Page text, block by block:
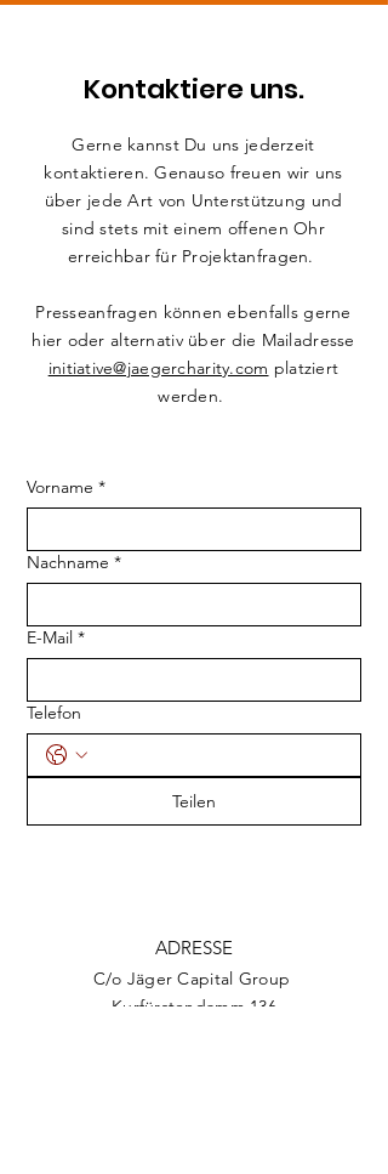
Kontaktiere uns.
Gerne kannst Du uns jederzeit
kontaktieren. Genauso freuen wir uns
über jede Art von Unterstützung und
sind stets mit einem offenen Ohr
erreichbar für Projektanfragen.
Presseanfragen können ebenfalls gerne
hier oder alternativ über die Mailadresse
initiative@jaegercharity.com platziert
werden.
Vorname *
Nachname *
E-Mail *
Telefon
Teilen
ADRESSE
C/o Jäger Capital Group
Kurfürstendamm 136